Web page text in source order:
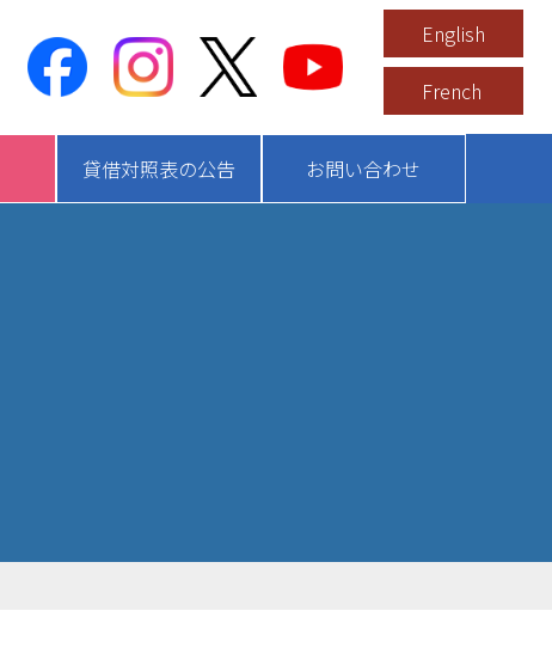
English
French
貸借対照表の公告 お問い合わせ